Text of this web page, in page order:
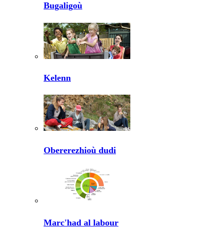
Bugaligoù
Kelenn
Obererezhioù dudi
Marc'had al labour